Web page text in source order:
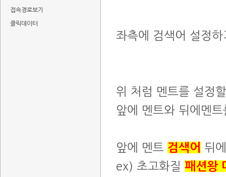
접속경로보기
클릭데이터
좌측에 검색어 설정
위 처럼 멘트를 설정
앞에 멘트와 뒤에멘
앞에 멘트 검색어 뒤
ex) 초고화질 패션왕